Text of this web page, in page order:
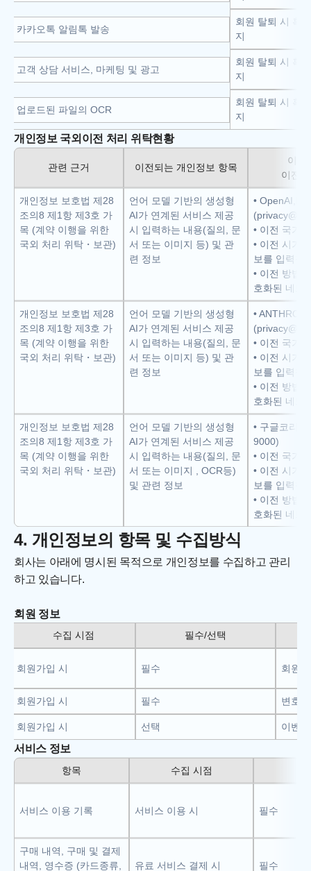
카카오톡 알림톡 발송
회원 탈퇴 시 혹
지
고객 상담 서비스, 마케팅 및 광고
회원 탈퇴 시 혹
지
업로드된 파일의 OCR
회원 탈퇴 시 혹
지
개인정보 국외이전 처리 위탁현황
관련 근거 이전되는 개인정보 항목
이전
이전
개인정보 보호법 제28
조의8 제1항 제3호 가
목 (계약 이행을 위한
국외 처리 위탁・보관)
언어 모델 기반의 생성형
AI가 연계된 서비스 제공
시 입력하는 내용(질의, 문
서 또는 이미지 등) 및 관
련 정보
•
• 이전 국가:
• 이전 시기:
보를 입력창
• 이전 방법:
호화된 네트
개인정보 보호법 제28
조의8 제1항 제3호 가
목 (계약 이행을 위한
국외 처리 위탁・보관)
언어 모델 기반의 생성형
AI가 연계된 서비스 제공
시 입력하는 내용(질의, 문
서 또는 이미지 등) 및 관
련 정보
•
• 이전 국가:
• 이전 시기:
보를 입력창
• 이전 방법:
호화된 네트
개인정보 보호법 제28
조의8 제1항 제3호 가
목 (계약 이행을 위한
국외 처리 위탁・보관)
언어 모델 기반의 생성형
AI가 연계된 서비스 제공
시 입력하는 내용(질의, 문
서 또는 이미지 , OCR등)
및 관련 정보
• 구글코리
9000)
• 이전 국가:
• 이전 시기:
보를 입력창
• 이전 방법:
호화된 네트
4. 개인정보의 항목 및 수집방식
회사는 아래에 명시된 목적으로 개인정보를 수집하고 관리
하고 있습니다.
회원 정보
수집 시점 필수/선택
회원가입 시 필수 회원
회원가입 시 필수 변호
회원가입 시 선택 이벤
서비스 정보
항목 수집 시점
서비스 이용 기록 서비스 이용 시 필수
구매 내역, 구매 및 결제
내역, 영수증 (카드종류,
유료 서비스 결제 시 필수